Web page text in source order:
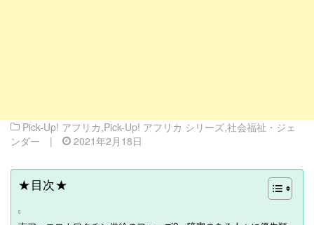
Pick-Up! アフリカ,Pick-Up! アフリカ シリーズ,社会福祉・ジェ
ンダー
| 2021年2月18日
★目次★